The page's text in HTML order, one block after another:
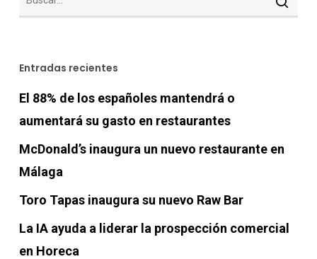
Entradas recientes
El 88% de los españoles mantendrá o
aumentará su gasto en restaurantes
McDonald’s inaugura un nuevo restaurante en
Málaga
Toro Tapas inaugura su nuevo Raw Bar
La IA ayuda a liderar la prospección comercial
en Horeca